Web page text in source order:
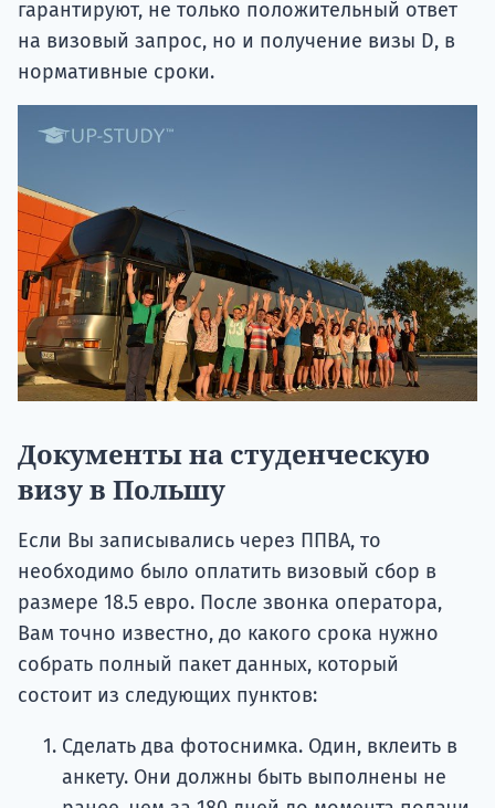
гарантируют, не только положительный ответ
на визовый запрос, но и получение визы D, в
нормативные сроки.
Документы на студенческую
визу в Польшу
Если Вы записывались через ППВА, то
необходимо было оплатить визовый сбор в
размере 18.5 евро. После звонка оператора,
Вам точно известно, до какого срока нужно
собрать полный пакет данных, который
состоит из следующих пунктов:
Сделать два фотоснимка. Один, вклеить в
анкету. Они должны быть выполнены не